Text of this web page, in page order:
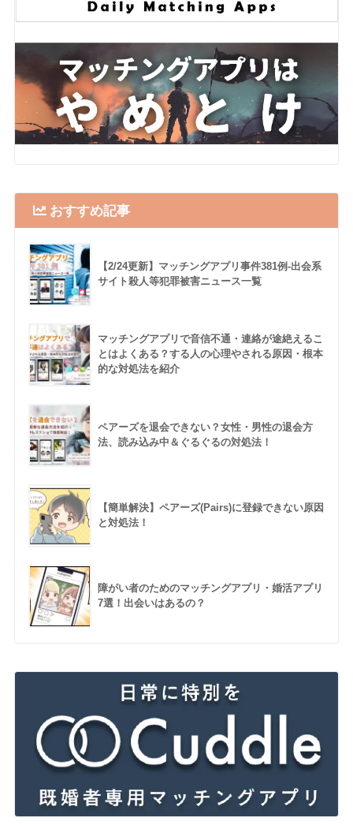
おすすめ記事
【2/24更新】マッチングアプリ事件381例-出会系
サイト殺人等犯罪被害ニュース一覧
マッチングアプリで音信不通・連絡が途絶えるこ
とはよくある？する人の心理やされる原因・根本
的な対処法を紹介
ペアーズを退会できない？女性・男性の退会方
法、読み込み中＆ぐるぐるの対処法！
【簡単解決】ペアーズ(Pairs)に登録できない原因
と対処法！
障がい者のためのマッチングアプリ・婚活アプリ
7選！出会いはあるの？